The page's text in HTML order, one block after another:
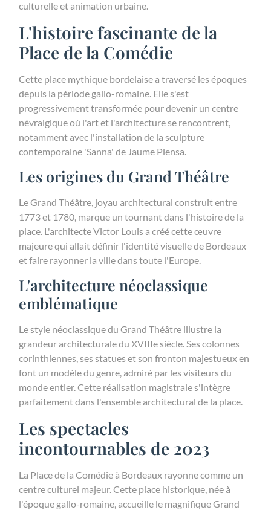
culturelle et animation urbaine.
L'histoire fascinante de la
Place de la Comédie
Cette place mythique bordelaise a traversé les époques
depuis la période gallo-romaine. Elle s'est
progressivement transformée pour devenir un centre
névralgique où l'art et l'architecture se rencontrent,
notamment avec l'installation de la sculpture
contemporaine 'Sanna' de Jaume Plensa.
Les origines du Grand Théâtre
Le Grand Théâtre, joyau architectural construit entre
1773 et 1780, marque un tournant dans l'histoire de la
place. L'architecte Victor Louis a créé cette œuvre
majeure qui allait définir l'identité visuelle de Bordeaux
et faire rayonner la ville dans toute l'Europe.
L'architecture néoclassique
emblématique
Le style néoclassique du Grand Théâtre illustre la
grandeur architecturale du XVIIIe siècle. Ses colonnes
corinthiennes, ses statues et son fronton majestueux en
font un modèle du genre, admiré par les visiteurs du
monde entier. Cette réalisation magistrale s'intègre
parfaitement dans l'ensemble architectural de la place.
Les spectacles
incontournables de 2023
La Place de la Comédie à Bordeaux rayonne comme un
centre culturel majeur. Cette place historique, née à
l'époque gallo-romaine, accueille le magnifique Grand